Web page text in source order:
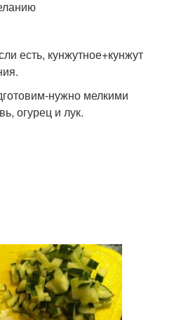
есть, кунжутное+кунжут
нужно мелкими
огурец и лук.